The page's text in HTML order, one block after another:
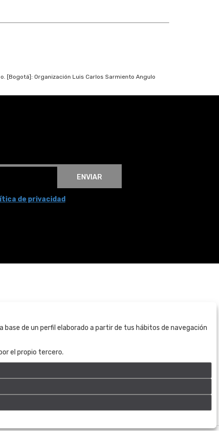
[Bogotá]: Organización Luis Carlos Sarmiento Angulo
ENVIAR
de privacidad
CALLE 70 # 10a - 59 BOGOTÁ, CO
(+57) 301 271 1444
info@bogotaauctions.com
de un perfil elaborado a partir de tus hábitos de navegación
el propio tercero.